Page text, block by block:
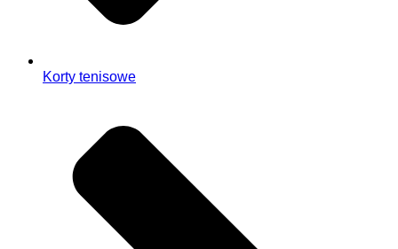
Korty tenisowe